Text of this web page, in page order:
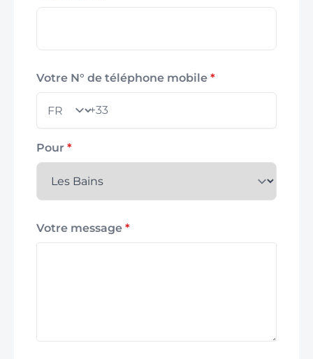
Votre N° de téléphone mobile *
Pays
+33
Pour *
Votre message *